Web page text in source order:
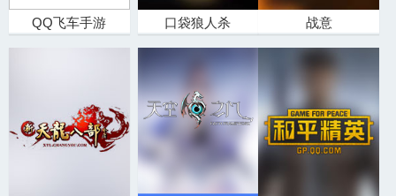
QQ飞车手游 口袋狼人杀 战意